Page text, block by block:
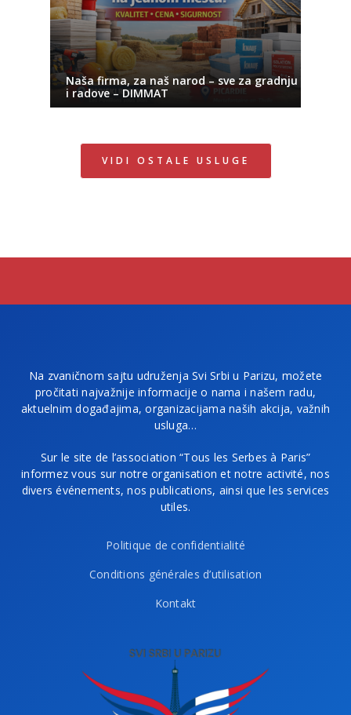
Naša firma, za naš narod – sve za gradnju
i radove – DIMMAT
VIDI OSTALE USLUGE
Na zvaničnom sajtu udruženja Svi Srbi u Parizu, možete
pročitati najvažnije informacije o nama i našem radu,
aktuelnim događajima, organizacijama naših akcija, važnih
usluga…
Sur le site de l’association “Tous les Serbes à Paris”
informez vous sur notre organisation et notre activité, nos
divers événements, nos publications, ainsi que les services
utiles.
Politique de confidentialité
Conditions générales d’utilisation
Kontakt